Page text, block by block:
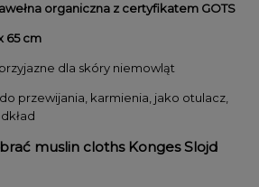
organiczna z certyfikatem GOTS
65 cm
dla skóry niemowląt
przewijania, karmienia, jako otulacz,
muslin cloths Konges Slojd